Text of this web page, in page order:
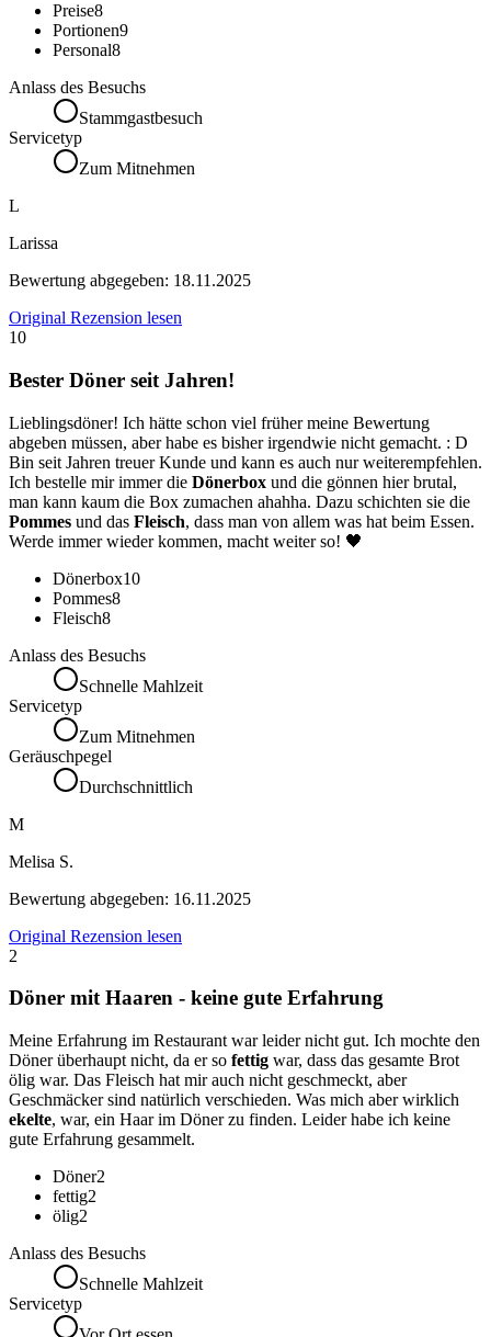
Preise8
Portionen9
Personal8
Anlass des Besuchs
Stammgastbesuch
Servicetyp
Zum Mitnehmen
L
Larissa
Bewertung abgegeben: 18.11.2025
Original Rezension lesen
10
Bester Döner seit Jahren!
Lieblingsdöner! Ich hätte schon viel früher meine Bewertung
abgeben müssen, aber habe es bisher irgendwie nicht gemacht. : D
Bin seit Jahren treuer Kunde und kann es auch nur weiterempfehlen.
Ich bestelle mir immer die Dönerbox und die gönnen hier brutal,
man kann kaum die Box zumachen ahahha. Dazu schichten sie die
Pommes und das Fleisch, dass man von allem was hat beim Essen.
Werde immer wieder kommen, macht weiter so! 🖤
Dönerbox10
Pommes8
Fleisch8
Anlass des Besuchs
Schnelle Mahlzeit
Servicetyp
Zum Mitnehmen
Geräuschpegel
Durchschnittlich
M
Melisa S.
Bewertung abgegeben: 16.11.2025
Original Rezension lesen
2
Döner mit Haaren - keine gute Erfahrung
Meine Erfahrung im Restaurant war leider nicht gut. Ich mochte den
Döner überhaupt nicht, da er so fettig war, dass das gesamte Brot
ölig war. Das Fleisch hat mir auch nicht geschmeckt, aber
Geschmäcker sind natürlich verschieden. Was mich aber wirklich
ekelte, war, ein Haar im Döner zu finden. Leider habe ich keine
gute Erfahrung gesammelt.
Döner2
fettig2
ölig2
Anlass des Besuchs
Schnelle Mahlzeit
Servicetyp